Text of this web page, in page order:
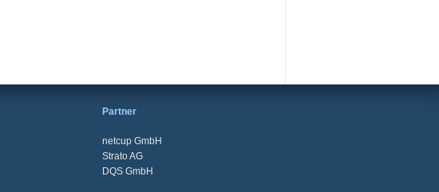
Partner
netcup GmbH
Strato AG
DQS GmbH